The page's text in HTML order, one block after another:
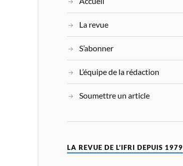
La revue
S’abonner
L’équipe de la rédaction
Soumettre un article
LA REVUE DE L’IFRI DEPUIS 1979